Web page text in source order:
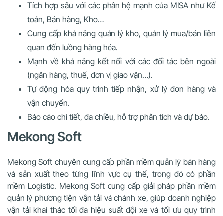
Tích hợp sâu với các phân hệ mạnh của MISA như Kế
toán, Bán hàng, Kho…
Cung cấp khả năng quản lý kho, quản lý mua/bán liên
quan đến luồng hàng hóa.
Mạnh về khả năng kết nối với các đối tác bên ngoài
(ngân hàng, thuế, đơn vị giao vận…).
Tự động hóa quy trình tiếp nhận, xử lý đơn hàng và
vận chuyển.
Báo cáo chi tiết, đa chiều, hỗ trợ phân tích và dự báo.
Mekong Soft
Mekong Soft chuyên cung cấp phần mềm quản lý bán hàng
và sản xuất theo từng lĩnh vực cụ thể, trong đó có phần
mềm Logistic. Mekong Soft cung cấp giải pháp phần mềm
quản lý phương tiện vận tải và chành xe, giúp doanh nghiệp
vận tải khai thác tối đa hiệu suất đội xe và tối ưu quy trình